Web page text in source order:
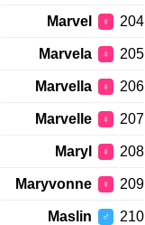
204
♀
Marvel
205
♀
Marvela
206
♀
Marvella
207
♀
Marvelle
208
♀
Maryl
209
♀
Maryvonne
210
♂
Maslin